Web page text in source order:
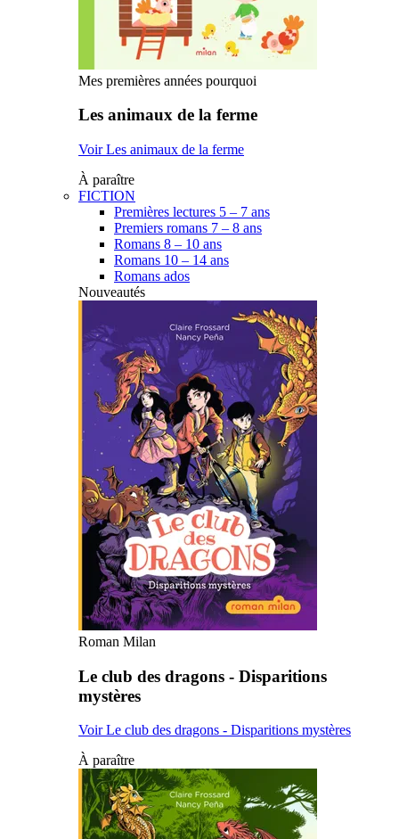
Mes premières années pourquoi
Les animaux de la ferme
Voir Les animaux de la ferme
À paraître
FICTION
Premières lectures 5 – 7 ans
Premiers romans 7 – 8 ans
Romans 8 – 10 ans
Romans 10 – 14 ans
Romans ados
Nouveautés
Roman Milan
Le club des dragons - Disparitions
mystères
Voir Le club des dragons - Disparitions mystères
À paraître